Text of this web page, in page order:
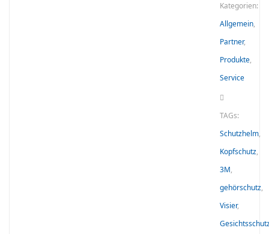
Kategorien:
Allgemein,
Partner,
Produkte,
Service
TAGs:
Schutzhelm,
Kopfschutz,
3M,
gehörschutz,
Visier,